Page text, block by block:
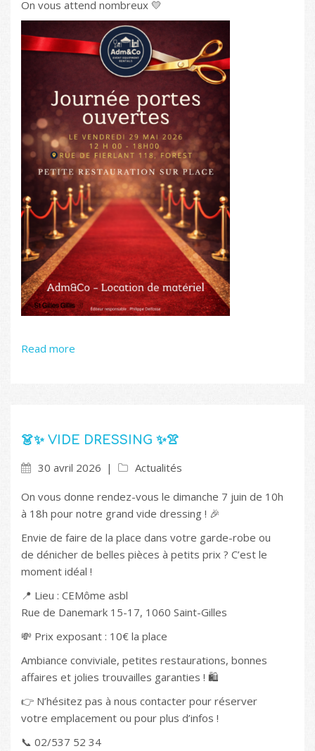
On vous attend nombreux 💛
Read more
👗✨ VIDE DRESSING ✨👚
30 avril 2026
Actualités
On vous donne rendez-vous le dimanche 7 juin de 10h
à 18h pour notre grand vide dressing ! 🎉
Envie de faire de la place dans votre garde-robe ou
de dénicher de belles pièces à petits prix ? C’est le
moment idéal !
📍 Lieu : CEMôme asbl
Rue de Danemark 15-17, 1060 Saint-Gilles
💸 Prix exposant : 10€ la place
Ambiance conviviale, petites restaurations, bonnes
affaires et jolies trouvailles garanties ! 🛍️
👉 N’hésitez pas à nous contacter pour réserver
votre emplacement ou pour plus d’infos !
📞 02/537 52 34